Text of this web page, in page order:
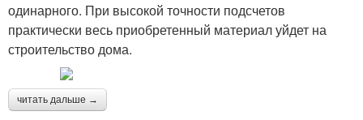
одинарного. При высокой точности подсчетов
практически весь приобретенный материал уйдет на
строительство дома.
читать дальше →